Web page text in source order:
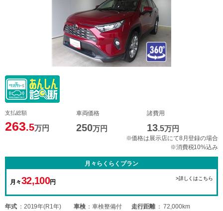
支払総額
263.5万円
車両価格
250万円
諸費用
13.5万円
※価格は展示店にて8月登録の場合
※消費税10%込み
月々らくらくプラン
月々32,100円
>詳しくはこちら
年式 2019年(R1年) 車検 車検整備付 走行距離
72,000km